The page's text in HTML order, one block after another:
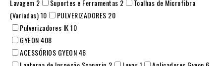
Lavagem 2 Suportes e Ferramentas 2
Toalhas de Microfibra
(Variadas)10 PULVERIZADORES 20
Pulverizadores IK10
GYEON408
ACESSÓRIOS GYEON46